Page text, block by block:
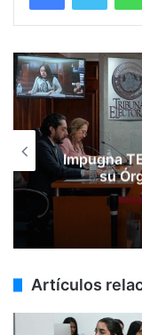
Impugna
su
Artículos